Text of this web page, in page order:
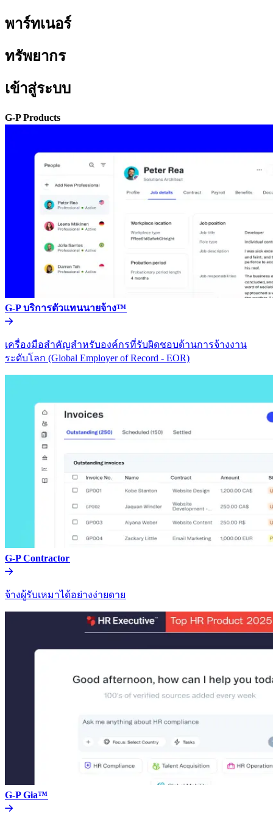
พาร์ทเนอร์​​
ทรัพยากร​​
เข้าสู่ระบบ​​
G-P Products​​
G-P บริการตัวแทนนายจ้าง™​​
เครื่องมือสำคัญสำหรับองค์กรที่รับผิดชอบด้านการจ้างงาน
ระดับโลก (Global Employer of Record - EOR)​​
G-P Contractor​​
จ้างผู้รับเหมาได้อย่างง่ายดาย​​
G-P Gia™​​